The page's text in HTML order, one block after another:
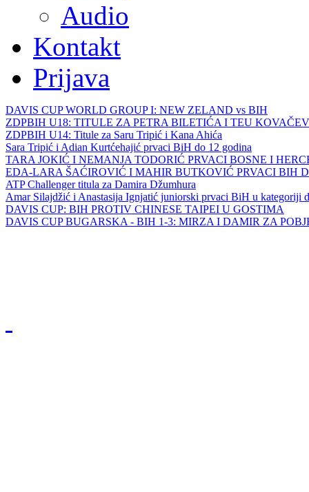
Audio
Kontakt
Prijava
DAVIS CUP WORLD GROUP I: NEW ZELAND vs BIH
ZDPBIH U18: TITULE ZA PETRA BILETIĆA I TEU
ZDPBIH U14: Titule za Saru Tripić i Kana Ahića
Sara Tripić i Adian Kurtćehajić prvaci BiH do 12 godina
TARA JOKIĆ I NEMANJA TODORIĆ PRVACI BOSNE I
EDA-LARA ŠAĆIROVIĆ I MAHIR BUTKOVIĆ PRVACI BIH
ATP Challenger titula za Damira Džumhura
Amar Silajdžić i Anastasija Ignjatić juniorski prvaci BiH u kategoriji
DAVIS CUP: BIH PROTIV CHINESE TAIPEI U GOSTIMA
DAVIS CUP BUGARSKA - BIH 1-3: MIRZA I DAMIR ZA